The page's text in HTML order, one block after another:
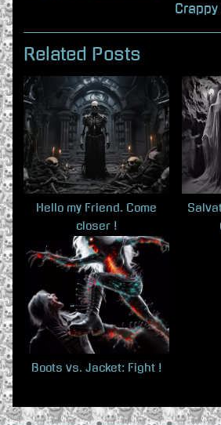
e
v
i
o
u
s
P
o
s
:
N
e
P
o
s
Related Posts
Hello my Friend. Come
closer !
Boots vs. Jacket: Fight !